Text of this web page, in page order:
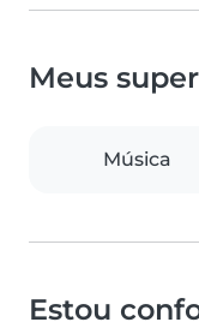
Meus
Música
Estou